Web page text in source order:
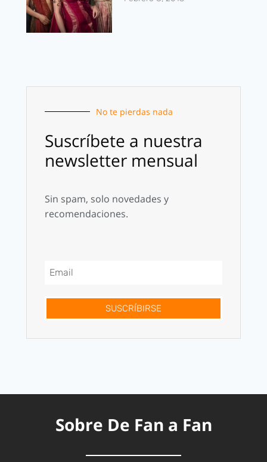
No te pierdas nada
Suscríbete a nuestra
newsletter mensual
Sin spam, solo novedades y
recomendaciones.
SUSCRÍBIRSE
Sobre De Fan a Fan